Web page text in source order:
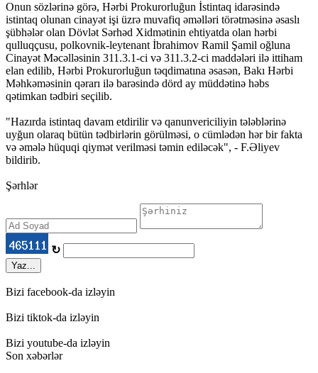
Onun sözlərinə görə, Hərbi Prokurorluğun İstintaq idarəsində
istintaq olunan cinayət işi üzrə muvafiq əməlləri törətməsinə əsaslı
şübhələr olan Dövlət Sərhəd Xidmətinin ehtiyatda olan hərbi
qulluqçusu, polkovnik-leytenant İbrahimov Ramil Şamil oğluna
Cinayət Məcəlləsinin 311.3.1-ci və 311.3.2-ci maddələri ilə ittiham
elan edilib, Hərbi Prokurorluğun təqdimatına əsasən, Bakı Hərbi
Məhkəməsinin qərarı ilə barəsində dörd ay müddətinə həbs
qətimkan tədbiri seçilib.
"Hazırda istintaq davam etdirilir və qanunvericiliyin tələblərinə
uyğun olaraq bütün tədbirlərin görülməsi, o cümlədən hər bir fakta
və əmələ hüquqi qiymət verilməsi təmin ediləcək", - F.Əliyev
bildirib.
Şərhlər
↻
Yaz...
Bizi facebook-da izləyin
Bizi tiktok-da izləyin
Bizi youtube-da izləyin
Son xəbərlər